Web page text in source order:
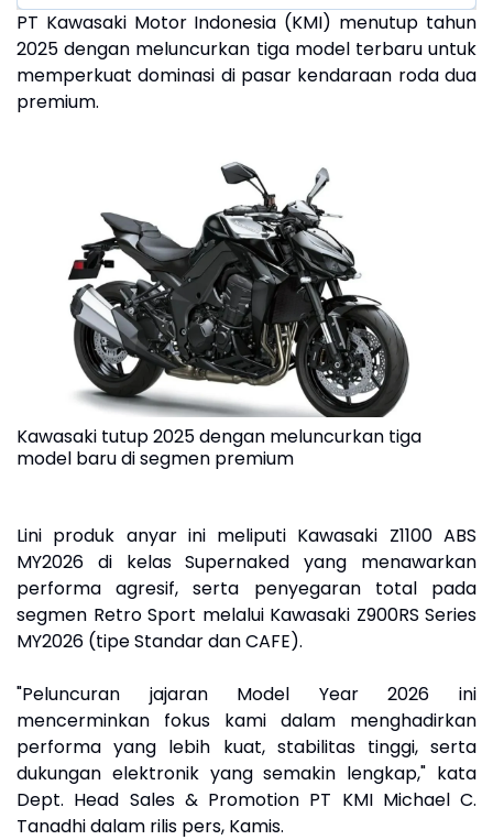
PT Kawasaki Motor Indonesia (KMI) menutup tahun
2025 dengan meluncurkan tiga model terbaru untuk
memperkuat dominasi di pasar kendaraan roda dua
premium.
Kawasaki tutup 2025 dengan meluncurkan tiga
model baru di segmen premium
Lini produk anyar ini meliputi Kawasaki Z1100 ABS
MY2026 di kelas Supernaked yang menawarkan
performa agresif, serta penyegaran total pada
segmen Retro Sport melalui Kawasaki Z900RS Series
MY2026 (tipe Standar dan CAFE).
"Peluncuran jajaran Model Year 2026 ini
mencerminkan fokus kami dalam menghadirkan
performa yang lebih kuat, stabilitas tinggi, serta
dukungan elektronik yang semakin lengkap," kata
Dept. Head Sales & Promotion PT KMI Michael C.
Tanadhi dalam rilis pers, Kamis.